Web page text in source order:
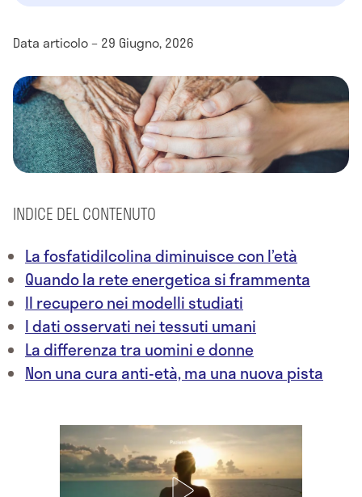
Data articolo – 29 Giugno, 2026
INDICE DEL CONTENUTO
La fosfatidilcolina diminuisce con l’età
Quando la rete energetica si frammenta
Il recupero nei modelli studiati
I dati osservati nei tessuti umani
La differenza tra uomini e donne
Non una cura anti-età, ma una nuova pista